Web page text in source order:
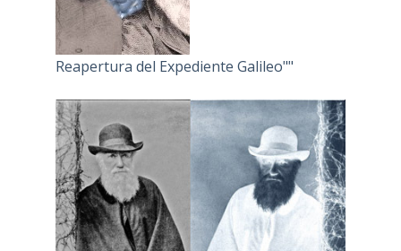
Reapertura del Expediente Galileo""